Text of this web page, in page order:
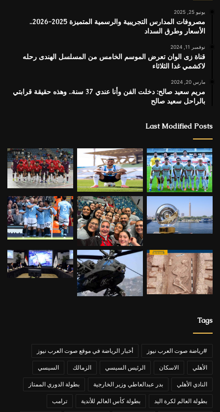
يونيو 25, 2025
مصروفات المدارس التجريبية والرسمية المتميزة 2025-2026..
الأسعار وطرق السداد
نوفمبر 11, 2024
قناة زى الوان تعرض الموسم الخامس من المسلسل الهندى رحله
لاكشمي غدا الثلاثاء
مارس 20, 2024
مريم سعيد صالح: دخلت الفن وأنا عندي 37 سنة.. وهذه حقيقة قرابتي
بالراحل سعيد صالح
Last Modified Posts
Tags
#رياضة صوت العرب نيوز أخبار الرياضة في موقع صوت العرب نيوز
الأهلي الاسكان الرئيس السيسي الزمالك السيسي
النادي الأهلي بدر عبدالعاطي وزير الخارجية بطولة الدوري الممتاز
بطولة العالم لكرة اليد بطولة كأس العالم للأندية ترامب